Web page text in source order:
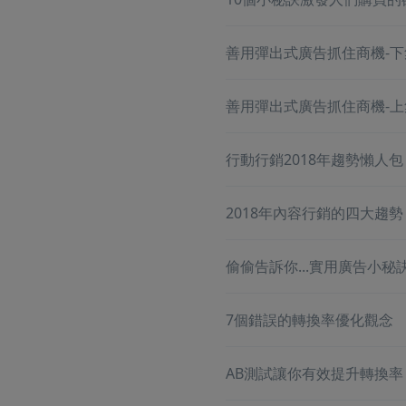
善用彈出式廣告抓住商機-
善用彈出式廣告抓住商機-
行動行銷2018年趨勢懶人包
2018年內容行銷的四大趨勢
偷偷告訴你...實用廣告小秘
7個錯誤的轉換率優化觀念
AB測試讓你有效提升轉換率